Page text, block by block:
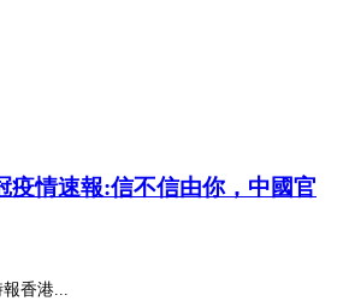
疫情速報:信不信由你，中國官
報香港...